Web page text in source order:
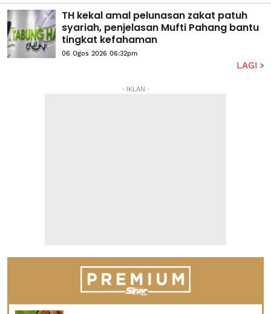
TH kekal amal pelunasan zakat patuh
syariah, penjelasan Mufti Pahang bantu
tingkat kefahaman
06 Ogos 2026 06:32pm
LAGI
- IKLAN -